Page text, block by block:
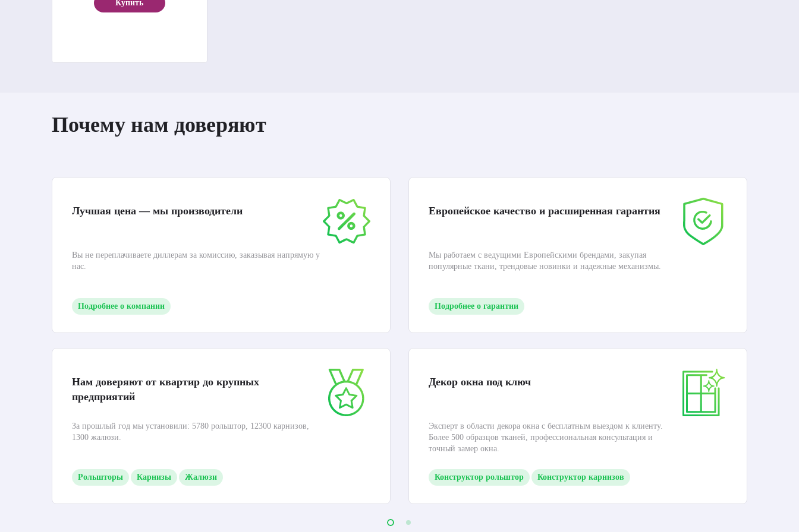
Купить
Почему нам доверяют
Лучшая цена — мы производители
Вы не переплачиваете диллерам за комиссию, заказывая напрямую у
нас.
Подробнее о компании
Нам доверяют от квартир до крупных
предприятий
За прошлый год мы установили: 5780 рольштор, 12300 карнизов,
1300 жалюзи.
Рольшторы Карнизы Жалюзи
Европейское качество и расширенная гарантия
Мы работаем с ведущими Европейскими брендами, закупая
популярные ткани, трендовые новинки и надежные механизмы.
Подробнее о гарантии
Декор окна под ключ
Эксперт в области декора окна с бесплатным выездом к клиенту.
Более 500 образцов тканей, профессиональная консультация и
точный замер окна.
Конструктор рольштор Конструктор карнизов